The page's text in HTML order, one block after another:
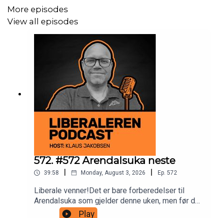
varslet når nye episoder kommer ut.
Følg/kontakt oss her:
liberalaften@gmail.com
https://www.facebook.com/liberalerenpodcast/
https://www.instagram.com/liberalerenpodcast/
https://twitter.com/LiberalerenP
Rate oss gjerne også i de apper som tilbyr dette!
More episodes
View all episodes
572. #572 Arendalsuka neste
39:58 Monday, August 3, 2026 Ep. 572
Liberale venner!Det er bare forberedelser til
Arendalsuka som gjelder denne uken, men før det
en liten podcast-episode til dere der ute i
Play